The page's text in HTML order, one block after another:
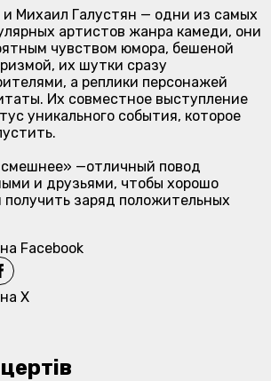
и Михаил Галустян — одни из самых
артистов жанра камеди, они
чувством юмора, бешеной
их шутки сразу
а реплики персонажей
Их совместное выступление
уникального события, которое
—отличный повод
и друзьями, чтобы хорошо
получить заряд положительных
Facebook
X